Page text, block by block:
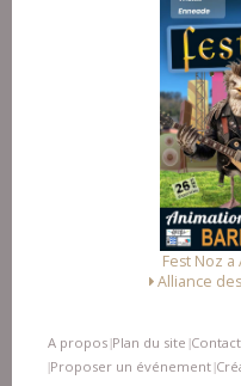
Fest Noz
Alliance
A propos Plan du site Contact
Proposer un événement